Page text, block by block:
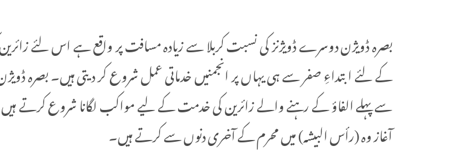
بصرہ ڈویژن دوسرے ڈویژنز کی نسبت کربلا سے زیادہ مسافت پر واقع ہے اس لئے
کے لئے ابتداءِ صفر سے ہی یہاں پر انجمنیں خدماتی عمل شروع کر دیتی ہیں۔ بصرہ
سے پہلے الفاؤ کے رہنے والے زائرین کی خدمت کے لیے مواکب لگانا شروع کرتے
آغاز وہ (رأس البیشہ) میں محرم کے آخری دنوں سے کرتے ہیں۔